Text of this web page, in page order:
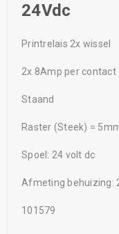
24Vdc
Printrelais 2x wissel
2x 8Amp per contact
Staand
Raster (Steek) =
Spoel: 24 volt dc
Afmeting behuizing:
101579